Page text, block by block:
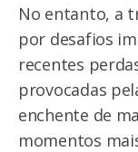
No entanto, a
por desafios
recentes
provocadas
enchente de
momentos